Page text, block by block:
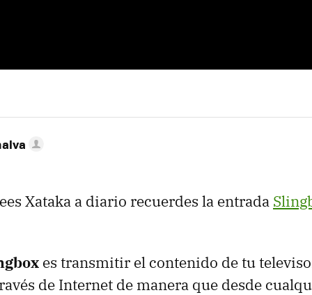
Xataka a diario recuerdes la entrada
es transmitir el contenido de tu
de Internet de manera que desde